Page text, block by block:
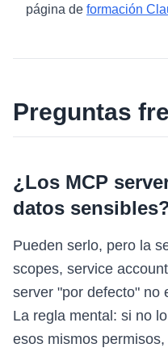
página de formación
Preguntas
¿Los MCP
datos
Pueden serlo, pero la
scopes, service
server "por defecto" no
La regla mental: si no
esos mismos